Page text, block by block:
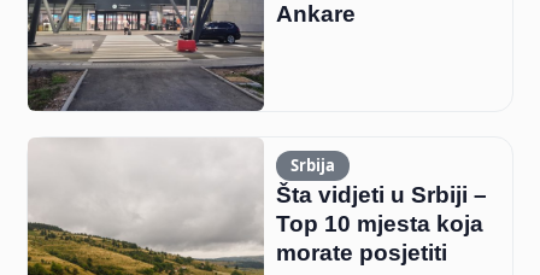
Ankare
Srbija
Šta vidjeti u Srbiji –
Top 10 mjesta koja
morate posjetiti